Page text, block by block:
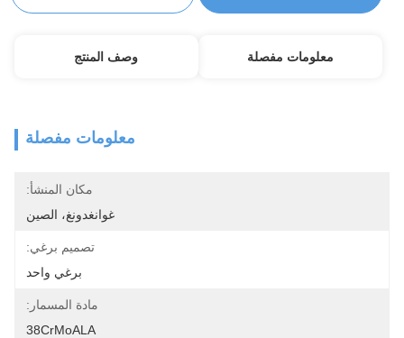
معلومات مفصلة وصف المنتج
معلومات مفصلة
مكان المنشأ:
غوانغدونغ، الصين
تصميم برغي:
برغي واحد
مادة المسمار:
38CrMoALA